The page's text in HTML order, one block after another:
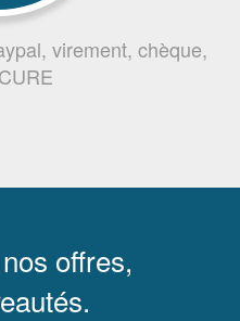
virement, chèque,
offres,